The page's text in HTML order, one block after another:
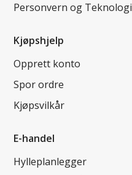
Personvern og Teknologi
Kjøpshjelp
Opprett konto
Spor ordre
Kjøpsvilkår
E-handel
Hylleplanlegger